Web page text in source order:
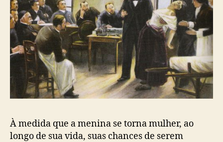
mental
À medida que a menina se torna mulher, ao
longo de sua vida, suas chances de serem